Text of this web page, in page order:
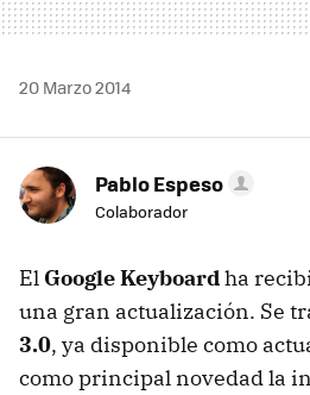
20 Marzo 2014
Pablo Espeso
Colaborador
El Google Keyboardha
una gran actualización. Se
3.0, ya disponible como
como principal novedad la